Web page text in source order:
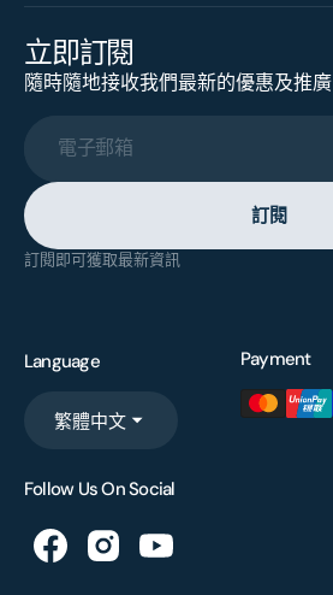
立即訂閱
隨時隨地接收我們最新的優惠及推廣
電子郵箱
訂閱
訂閱即可獲取最新資訊
Language
繁體中文
Payment
Follow Us On Social